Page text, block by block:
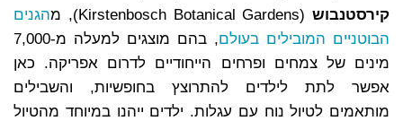
קירסטנבוש (Kirstenbosch Botanical Gardens), מ
הגנים
הבוטניים המובילים בעולם
, בהם מוצגים למעלה מ-7,000
מינים של צמחים ופרחים הייחודיים לדרום אפריקה. כאן
אפשר לתת לילדים להתרוצץ בחופשיות, והשבילים
מותאמים לטיול נוח עם עגלות. ילדים ייהנו במיוחד מהטיול